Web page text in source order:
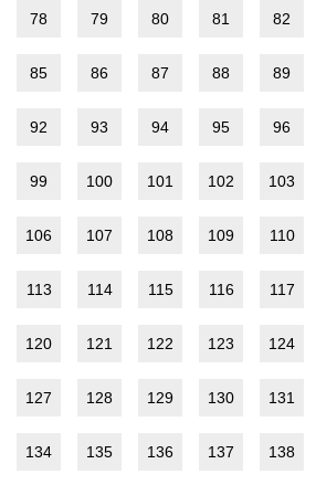
78 79 80 81 82
85 86 87 88 89
92 93 94 95 96
99 100 101 102 103
106 107 108 109 110
113 114 115 116 117
120 121 122 123 124
127 128 129 130 131
134 135 136 137 138